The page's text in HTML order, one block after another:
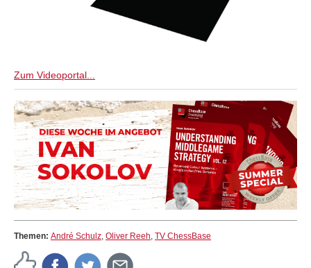
Zum Videoportal...
Themen: André Schulz, Oliver Reeh, TV ChessBase